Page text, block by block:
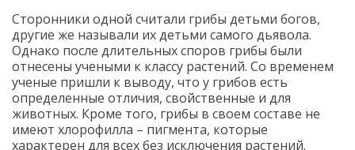
Сторонники одной считали грибы детьми богов,
другие же называли их детьми самого дьявола.
Однако после длительных споров грибы были
отнесены учеными к классу растений. Со временем
ученые пришли к выводу, что у грибов есть
определенные отличия, свойственные и для
животных. Кроме того, грибы в своем составе не
имеют хлорофилла – пигмента, которые
характерен для всех без исключения растений.